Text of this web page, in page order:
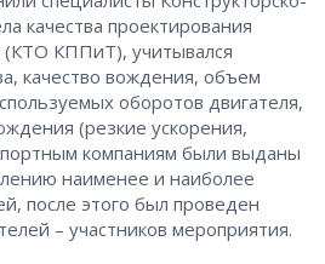
качества проектирования
(КТО КППиТ), учитывался
качество вождения, объем
оборотов двигателя,
(резкие ускорения,
компаниям были выданы
наименее и наиболее
после этого был проведен
– участников мероприятия.